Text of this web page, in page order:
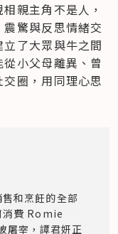
親主角不是人，
驚與反思情緒交
了大眾與牛之間
小父母離異、曾
圈，用同理心思
和烹飪的全部
消費 Romie
屠宰，譚君妍正